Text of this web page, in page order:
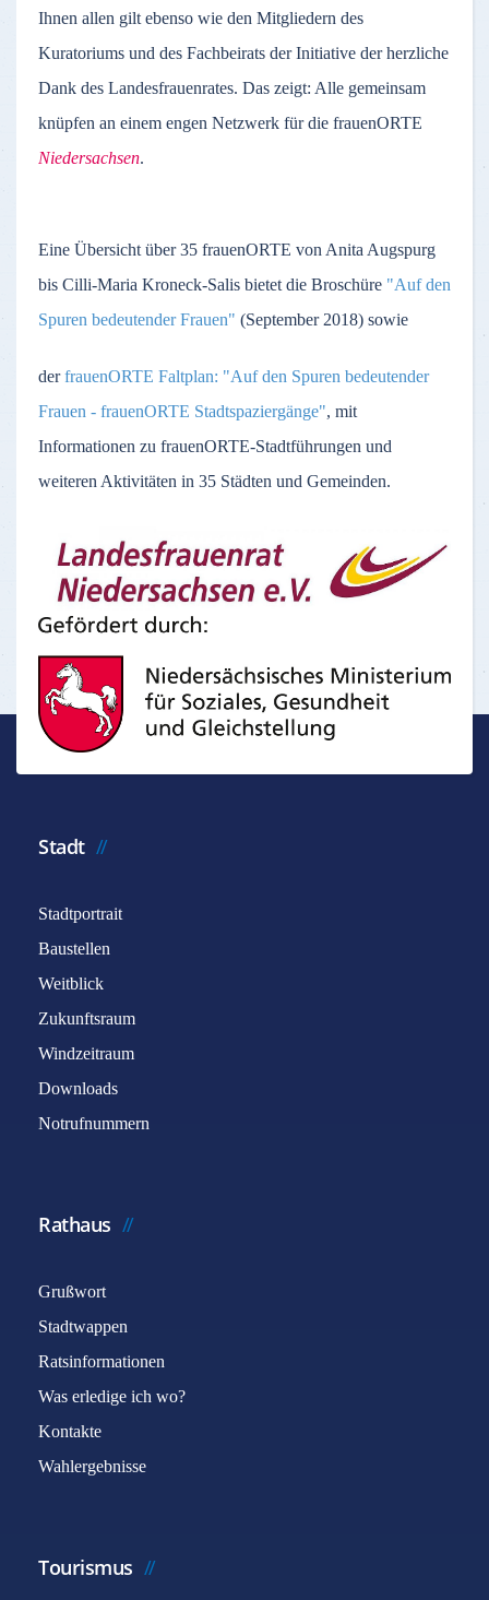
Ihnen allen gilt ebenso wie den Mitgliedern des
Kuratoriums und des Fachbeirats der Initiative der herzliche
Dank des Landesfrauenrates. Das zeigt: Alle gemeinsam
knüpfen an einem engen Netzwerk für die frauenORTE
Niedersachsen.
Eine Übersicht über 35 frauenORTE von Anita Augspurg
bis Cilli-Maria Kroneck-Salis bietet die Broschüre "Auf den
Spuren bedeutender Frauen" (September 2018) sowie
derfrauenORTE Faltplan: "Auf den Spuren bedeutender
Frauen - frauenORTE Stadtspaziergänge", mit
Informationen zu frauenORTE-Stadtführungen und
weiteren Aktivitäten in 35 Städten und Gemeinden.
Stadt
Stadtportrait
Baustellen
Weitblick
Zukunftsraum
Windzeitraum
Downloads
Notrufnummern
Rathaus
Grußwort
Stadtwappen
Ratsinformationen
Was erledige ich wo?
Kontakte
Wahlergebnisse
Tourismus